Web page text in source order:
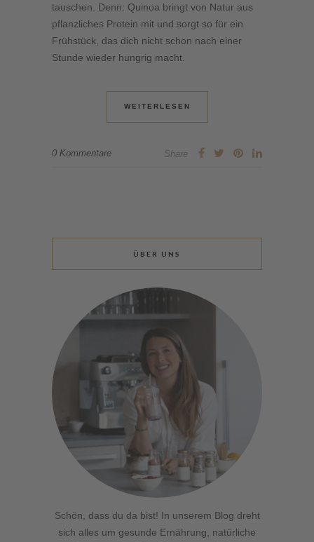
tauschen. Denn: Quinoa bringt von Natur aus
pflanzliches Protein mit und sorgt so für ein
Frühstück, das dich nicht schon nach einer
Stunde wieder hungrig macht.
WEITERLESEN
0 Kommentare Share
ÜBER UNS
Schön, dass du da bist! In unserem Blog dreht
sich alles um gesunde Ernährung, natürliche